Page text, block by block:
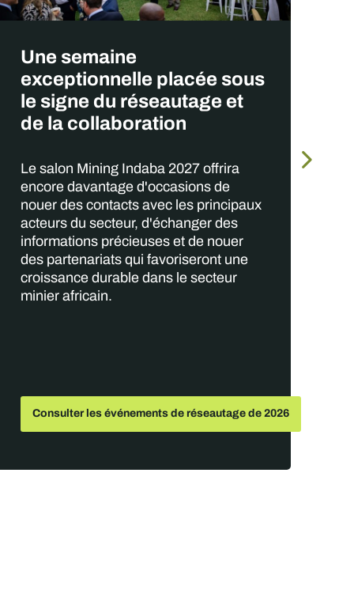
Une semaine
exceptionnelle placée sous
le signe du réseautage et
de la collaboration
Le salon Mining Indaba 2027 offrira
encore davantage d'occasions de
nouer des contacts avec les principaux
acteurs du secteur, d'échanger des
informations précieuses et de nouer
des partenariats qui favoriseront une
croissance durable dans le secteur
minier africain.
Consulter les événements de réseautage de 2026